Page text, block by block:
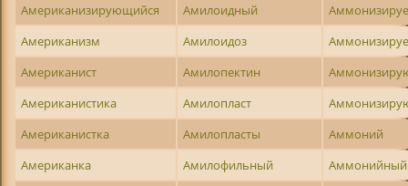
Американизирующийся
Амилоидный
Американизм
Амилоидоз
Американист
Амилопектин
Американистика
Амилопласт
Американистка
Амилопласты
Аммоний
Американка
Амилофильный
Аммонийный